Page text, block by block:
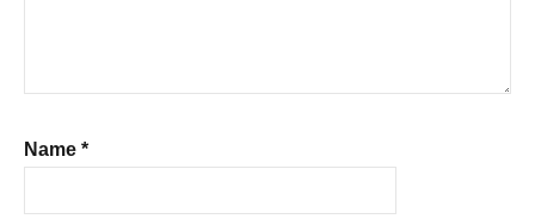
Name *